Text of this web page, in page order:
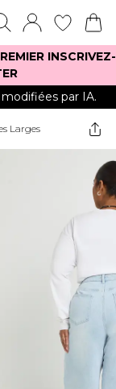
INSCRIVEZ-
par IA.
Larges